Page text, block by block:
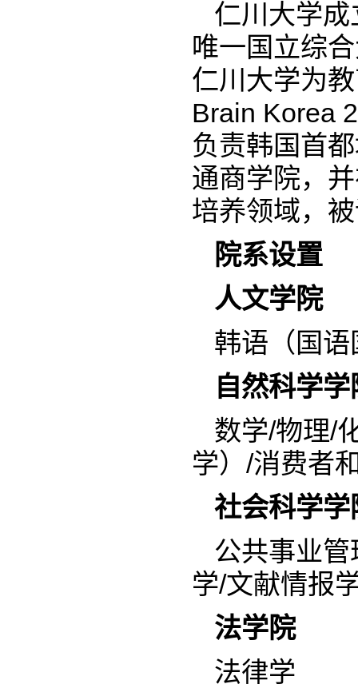
仁川大学
唯一国立综
仁川大学为
Brain Korea
负责韩国首
通商学院，
培养领域，
院系设置
人文学院
韩语（国
自然科学学
数学/物理/
学）/消费者
社会科学学
公共事业
学/文献情报
法学院
法律学